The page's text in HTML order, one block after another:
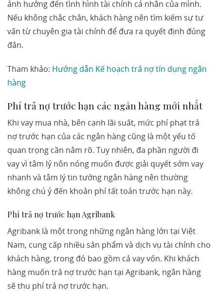
ảnh hưởng đến tình hình tài chính cá nhân của mình.
Nếu không chắc chắn, khách hàng nên tìm kiếm sự tư
vấn từ chuyên gia tài chính để đưa ra quyết định đúng
đắn.
Tham khảo: Hướng dẫn Kế hoạch trả nợ tín dụng ngân
hàng
Phí trả nợ trước hạn các ngân hàng mới nhất
Khi vay mua nhà, bên cạnh lãi suất, mức phí phạt trả
nợ trước hạn của các ngân hàng cũng là một yếu tố
quan trọng cần nắm rõ. Tuy nhiên, đa phần người đi
vay vì tâm lý nôn nóng muốn được giải quyết sớm vay
nhanh và tâm lý tin tưởng ngân hàng nên thường
không chú ý đến khoản phí tất toán trước hạn này.
Phí trả nợ trước hạn Agribank
Agribank là một trong những ngân hàng lớn tại Việt
Nam, cung cấp nhiều sản phẩm và dịch vụ tài chính cho
khách hàng, trong đó bao gồm cả vay vốn. Khi khách
hàng muốn trả nợ trước hạn tại Agribank, ngân hàng
sẽ thu phí trả nợ trước hạn.